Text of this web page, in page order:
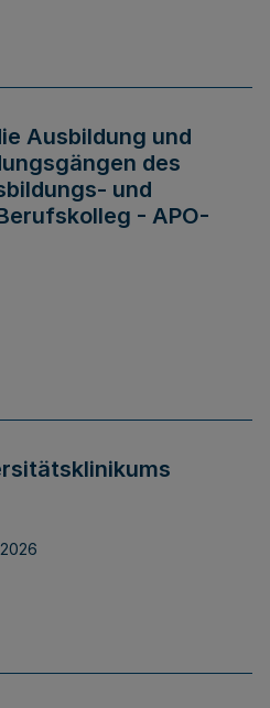
Ausbildung und
des
und
- APO-